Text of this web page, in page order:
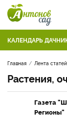
КАЛЕНДАРЬ
Главная Лента статей
Растения,
Газета
Регионы"